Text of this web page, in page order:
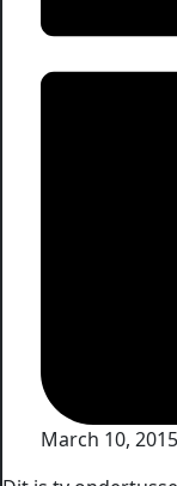
March 10, 2015